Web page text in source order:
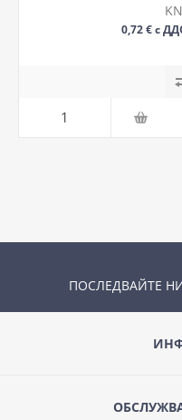
0,72 € с
ПОСЛЕДВАЙТЕ